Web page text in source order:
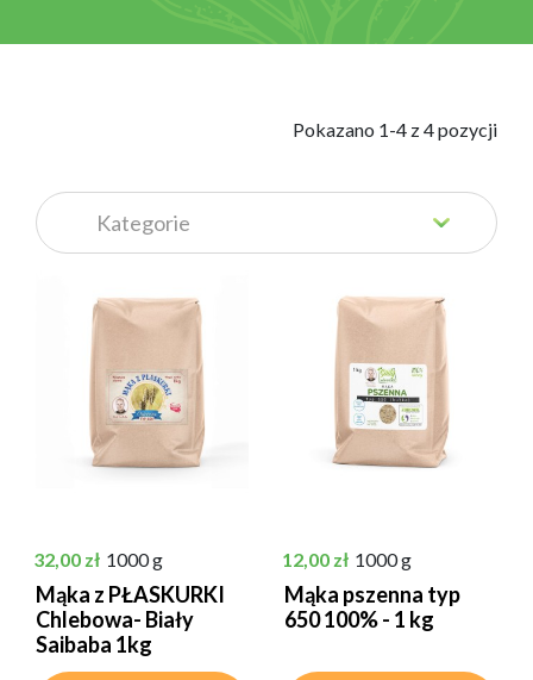
            Pokazano 1-4 z 4 pozycji
Cena
32,00 zł 1000 g
Mąka z PŁASKURKI
Chlebowa- Biały
Saibaba 1kg
Cena
12,00 zł 1000 g
Mąka pszenna typ
650 100% - 1 kg